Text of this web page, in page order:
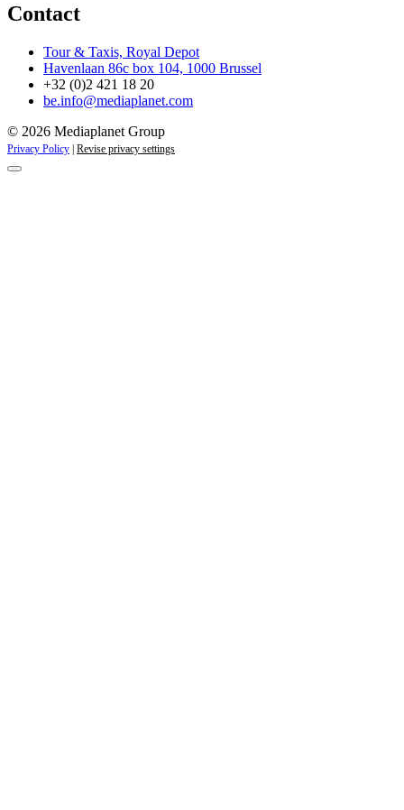
Contact
Tour & Taxis, Royal Depot
Havenlaan 86c box 104, 1000 Brussel
+32 (0)2 421 18 20
be.info@mediaplanet.com
© 2026 Mediaplanet Group
Privacy Policy | Revise privacy settings